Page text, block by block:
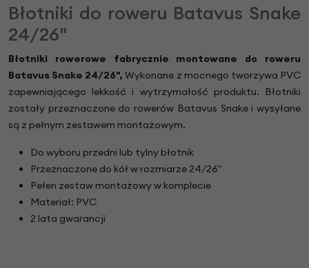
Błotniki do roweru Batavus Snake
24/26"
Błotniki rowerowe fabrycznie montowane do roweru
Batavus Snake 24/26",Wykonane z mocnego tworzywa PVC
zapewniającego lekkość i wytrzymałość produktu. Błotniki
zostały przeznaczone do rowerów Batavus Snake i wysyłane
są z pełnym zestawem montażowym.
Do wyboru przedni lub tylny błotnik
Przeznaczone do kół w rozmiarze 24/26"
Pełen zestaw montażowy w komplecie
Materiał: PVC
2 lata gwarancji